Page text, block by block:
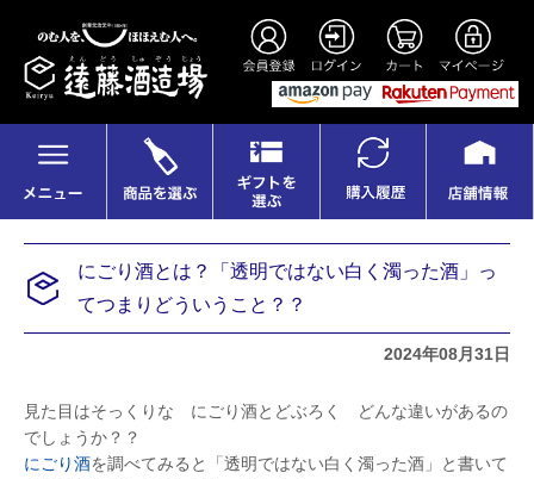
にごり酒とは？「透明ではない白く濁った酒」っ
てつまりどういうこと？？
2024年08月31日
見た目はそっくりな にごり酒とどぶろく どんな違いがあるの
でしょうか？？
にごり酒を調べてみると「透明ではない白く濁った酒」と書いて